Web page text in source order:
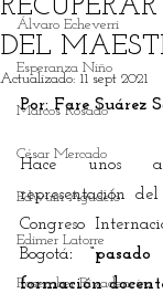
Álvaro Echeverri
Esperanza Niño
Marcos Rosado
César Mercado
Edwuin Agudelo
Edimer Latorre
Rosember Rivadeneira
DEL
Actualizado: 11 sept 2021
Por: Fare Suárez
Hace unos
representación
Congreso
Bogotá:
formación